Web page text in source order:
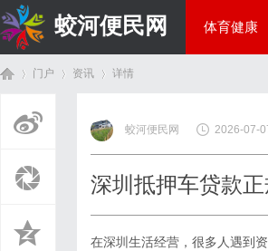
蛟河便民网 体育健康
门户 资讯
›
详情
蛟河便民网 2026-07-
深圳抵押车贷款
在深圳生活经营，很多人遇到